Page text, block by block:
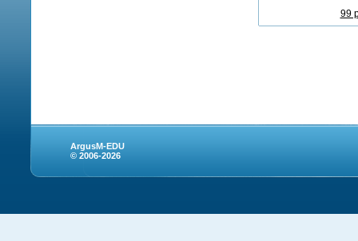
99
ArgusM-EDU
© 2006-2026